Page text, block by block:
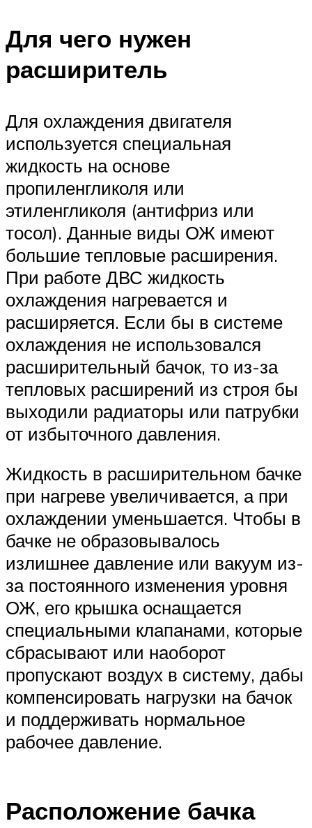
Для чего нужен
расширитель
Для охлаждения двигателя
используется специальная
жидкость на основе
пропиленгликоля или
этиленгликоля (антифриз или
тосол). Данные виды ОЖ имеют
большие тепловые расширения.
При работе ДВС жидкость
охлаждения нагревается и
расширяется. Если бы в системе
охлаждения не использовался
расширительный бачок, то из-за
тепловых расширений из строя бы
выходили радиаторы или патрубки
от избыточного давления.
Жидкость в расширительном бачке
при нагреве увеличивается, а при
охлаждении уменьшается. Чтобы в
бачке не образовывалось
излишнее давление или вакуум из-
за постоянного изменения уровня
ОЖ, его крышка оснащается
специальными клапанами, которые
сбрасывают или наоборот
пропускают воздух в систему, дабы
компенсировать нагрузки на бачок
и поддерживать нормальное
рабочее давление.
Расположение бачка